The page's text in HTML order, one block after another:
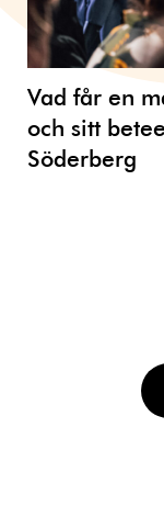
Vad får en
och sitt
Söderberg